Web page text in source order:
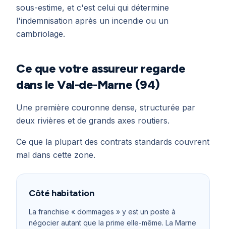
sous-estime, et c'est celui qui détermine
l'indemnisation après un incendie ou un
cambriolage.
Ce que votre assureur regarde
dans le Val-de-Marne (94)
Une première couronne dense, structurée par
deux rivières et de grands axes routiers.
Ce que la plupart des contrats standards couvrent
mal dans cette zone.
Côté habitation
La franchise « dommages » y est un poste à
négocier autant que la prime elle-même. La Marne